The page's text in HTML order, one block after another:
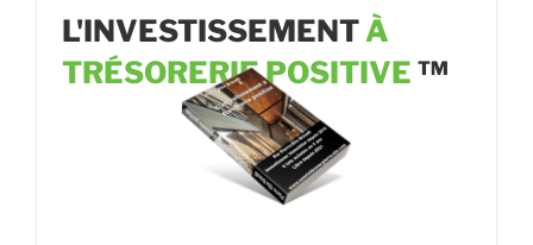
L'INVESTISSEMENTÀ
TRÉSORERIE POSITIVE ™